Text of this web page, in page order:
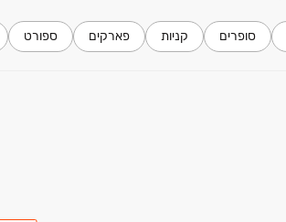
סופרים קניות פארקים ספורט